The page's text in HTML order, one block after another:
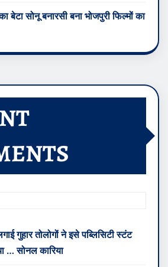
बेटा सोनू बनारसी बना भोजपुरी फिल्मों का
गुहार तोलोगों ने इसे पब्लिसिटी स्टंट
… सोनल कारिया